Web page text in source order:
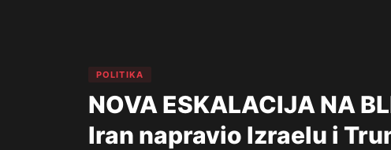
POLITIKA
NOVA ESKALACIJA NA
Iran napravio Izraelu i